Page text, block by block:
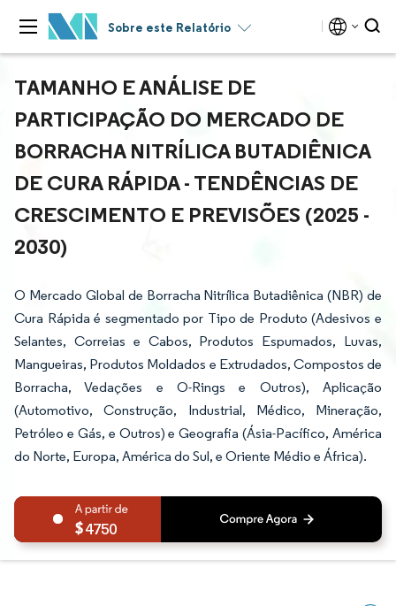
Sobre este Relatório
TAMANHO E ANÁLISE DE
PARTICIPAÇÃO DO MERCADO DE
BORRACHA NITRÍLICA BUTADIÊNICA
DE CURA RÁPIDA - TENDÊNCIAS DE
CRESCIMENTO E PREVISÕES (2025 -
2030)
O Mercado Global de Borracha Nitrílica Butadiênica (NBR) de
Cura Rápida é segmentado por Tipo de Produto (Adesivos e
Selantes, Correias e Cabos, Produtos Espumados, Luvas,
Mangueiras, Produtos Moldados e Extrudados, Compostos de
Borracha, Vedações e O-Rings e Outros), Aplicação
(Automotivo, Construção, Industrial, Médico, Mineração,
Petróleo e Gás, e Outros) e Geografia (Ásia-Pacífico, América
do Norte, Europa, América do Sul, e Oriente Médio e África).
4750